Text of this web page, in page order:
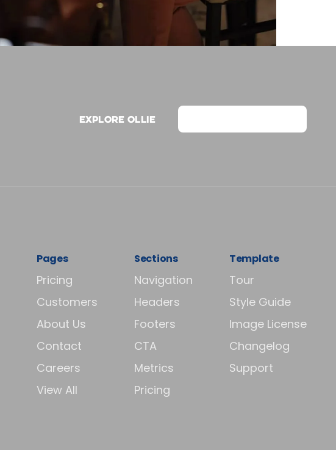
Explore Ollie
Pages
Pricing
Customers
About Us
Contact
Careers
View All
Sections
Navigation
Headers
Footers
CTA
Metrics
Pricing
Template
Tour
Style Guide
Image License
Changelog
Support